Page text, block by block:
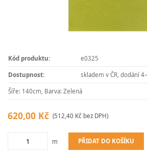
Kód produktu: e0325
Dostupnost: skladem v ČR, dodání
Šíře: 140cm, Barva: Zelená
620,00 Kč (512,40 Kč bez DPH)
m PŘIDAT DO KOŠÍKU